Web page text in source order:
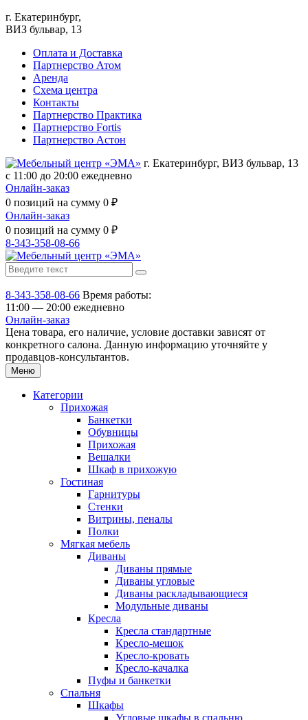
г. Екатеринбург,
ВИЗ бульвар, 13
Оплата и Доставка
Партнерство Атом
Аренда
Схема центра
Контакты
Партнерство Практика
Партнерство Fortis
Партнерство Астон
г. Екатеринбург, ВИЗ бульвар, 13
с 11:00 до 20:00 ежедневно
Онлайн-заказ
0 позиций на сумму 0 ₽
Онлайн-заказ
0 позиций на сумму 0 ₽
8-343-358-08-66
8-343-358-08-66 Время работы:
11:00 — 20:00 ежедневно
Онлайн-заказ
Цена товара, его наличие, условие доставки зависят от
конкретного салона. Данную информацию уточняйте у
продавцов-консультантов.
Меню
Категории
Прихожая
Банкетки
Обувницы
Прихожая
Вешалки
Шкаф в прихожую
Гостиная
Гарнитуры
Стенки
Витрины, пеналы
Полки
Мягкая мебель
Диваны
Диваны прямые
Диваны угловые
Диваны раскладывающиеся
Модульные диваны
Кресла
Кресла стандартные
Кресло-мешок
Кресло-кровать
Кресло-качалка
Пуфы и банкетки
Спальня
Шкафы
Угловые шкафы в спальню